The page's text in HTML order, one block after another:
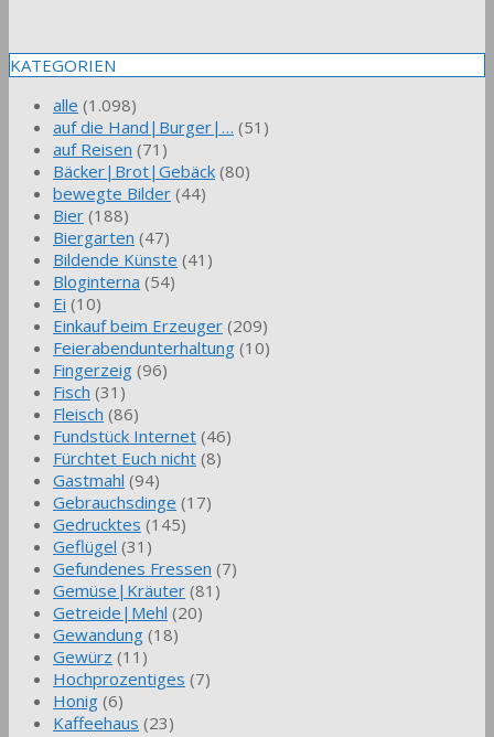
KATEGORIEN
alle (1.098)
auf die Hand|Burger|… (51)
auf Reisen (71)
Bäcker|Brot|Gebäck (80)
bewegte Bilder (44)
Bier (188)
Biergarten (47)
Bildende Künste (41)
Bloginterna (54)
Ei (10)
Einkauf beim Erzeuger (209)
Feierabendunterhaltung (10)
Fingerzeig (96)
Fisch (31)
Fleisch (86)
Fundstück Internet (46)
Fürchtet Euch nicht (8)
Gastmahl (94)
Gebrauchsdinge (17)
Gedrucktes (145)
Geflügel (31)
Gefundenes Fressen (7)
Gemüse|Kräuter (81)
Getreide|Mehl (20)
Gewandung (18)
Gewürz (11)
Hochprozentiges (7)
Honig (6)
Kaffeehaus (23)